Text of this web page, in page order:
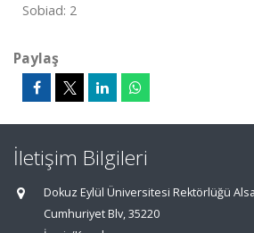
Sobiad: 2
Paylaş
İletişim Bilgileri
Dokuz Eylül Üniversitesi Rektörlüğü
Cumhuriyet Blv, 35220